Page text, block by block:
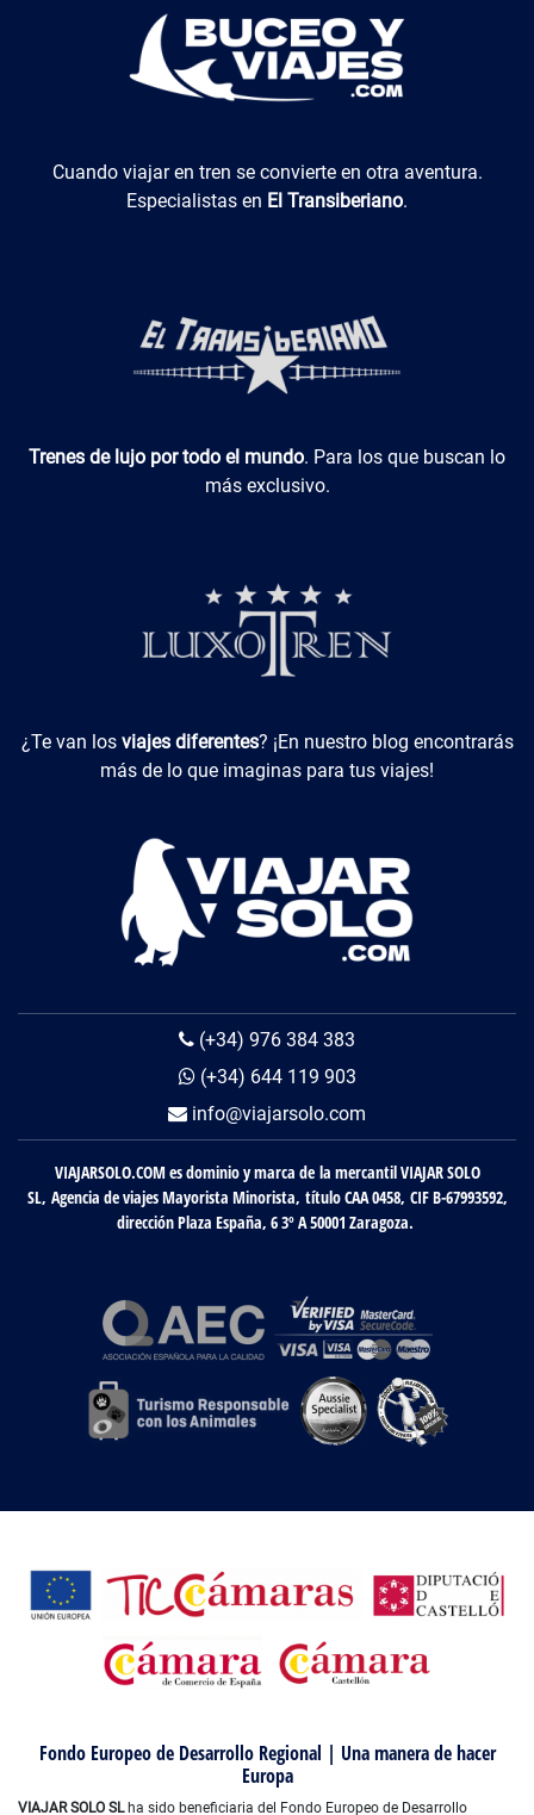
El Transiberiano
Cuando viajar en tren se convierte en otra aventura.
Especialistas en El Transiberiano.
Luxotren
Trenes de lujo por todo el mundo. Para los que buscan lo
más exclusivo.
Viajes Diferentes
¿Te van los viajes diferentes? ¡En nuestro blog encontrarás
más de lo que imaginas para tus viajes!
(+34) 976 384 383
(+34) 644 119 903
info@viajarsolo.com
VIAJARSOLO.COM es dominio y marca de la mercantil VIAJAR SOLO
SL, Agencia de viajes Mayorista Minorista, título CAA 0458, CIF B-67993592,
dirección Plaza España, 6 3º A 50001 Zaragoza.
Fondo Europeo de Desarrollo Regional | Una manera de hacer
Europa
VIAJAR SOLO SLha sido beneficiaria del Fondo Europeo de Desarrollo